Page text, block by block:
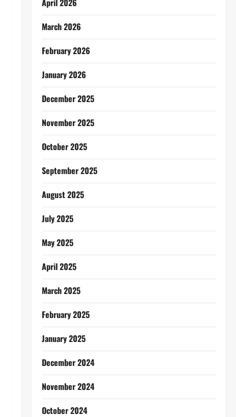
April 2026
March 2026
February 2026
January 2026
December 2025
November 2025
October 2025
September 2025
August 2025
July 2025
May 2025
April 2025
March 2025
February 2025
January 2025
December 2024
November 2024
October 2024